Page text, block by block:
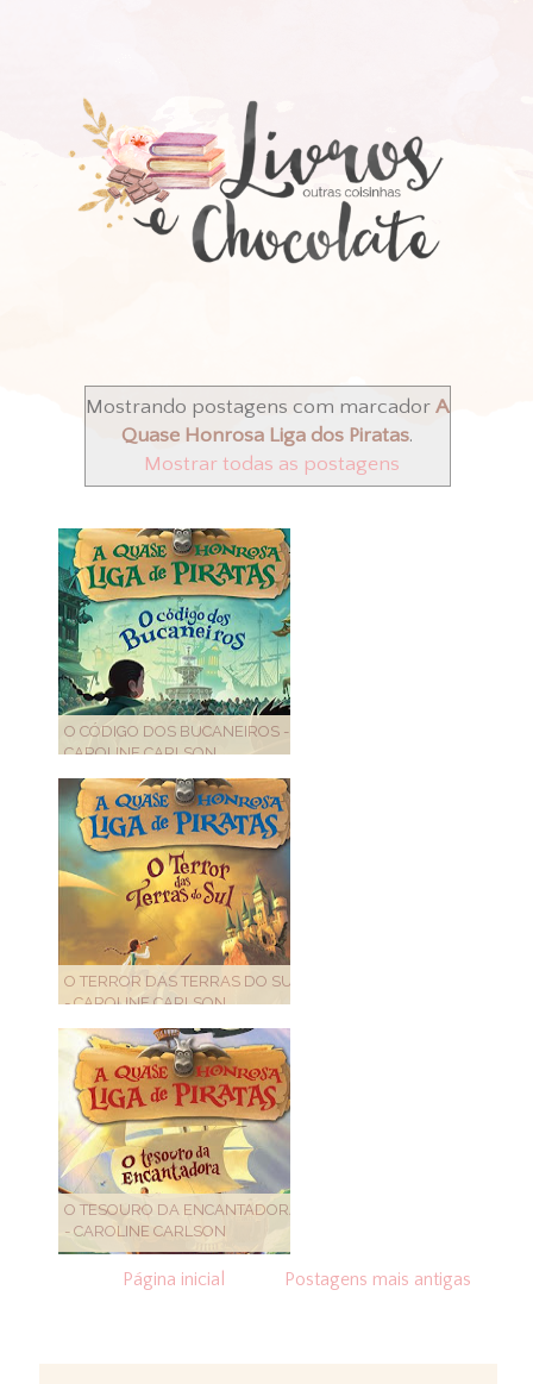
Mostrando postagens com marcadorA
Quase Honrosa Liga dos Piratas.
Mostrar todas as postagens
O CÓDIGO DOS BUCANEIROS -
CAROLINE CARLSON
O TERROR DAS TERRAS DO SUL
- CAROLINE CARLSON
O TESOURO DA ENCANTADORA
- CAROLINE CARLSON
Postagens mais antigas
Página inicial